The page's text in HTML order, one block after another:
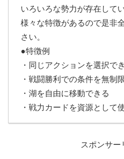
いろいろな勢力が存在して
様々な特徴があるので是非
さい。
●特徴例
・同じアクションを選択で
・戦闘勝利での条件を無制
・湖を自由に移動できる
・戦力カードを資源として
スポンサー